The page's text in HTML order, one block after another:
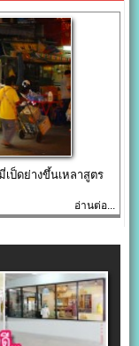
ป็ดย่างขึ้นเหลาสูตร
อ่านต่อ...